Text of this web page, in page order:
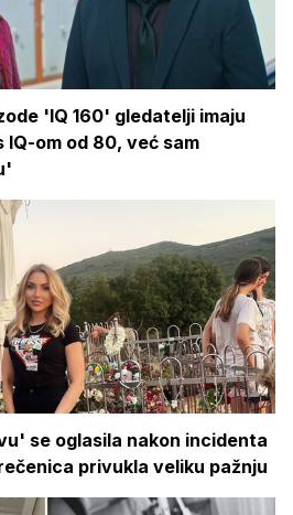
'IQ 160' gledatelji imaju
IQ-om od 80, već sam
se oglasila nakon incidenta
privukla veliku pažnju